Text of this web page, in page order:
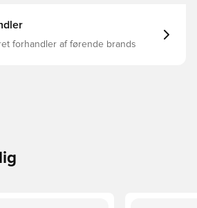
forhandler af førende brands